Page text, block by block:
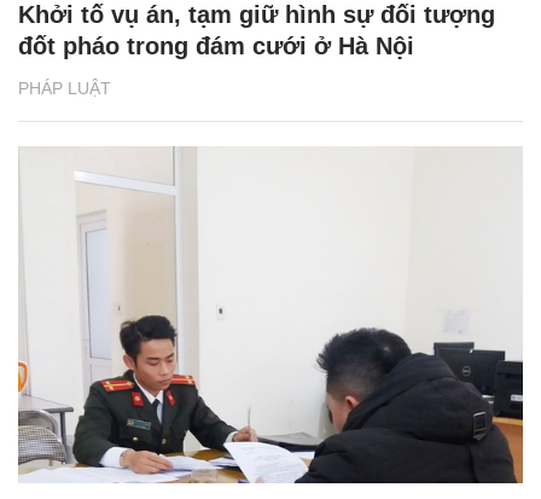
PHÁP LUẬT
Khởi tố vụ án, tạm giữ hình sự đối tượng
đốt pháo trong đám cưới ở Hà Nội